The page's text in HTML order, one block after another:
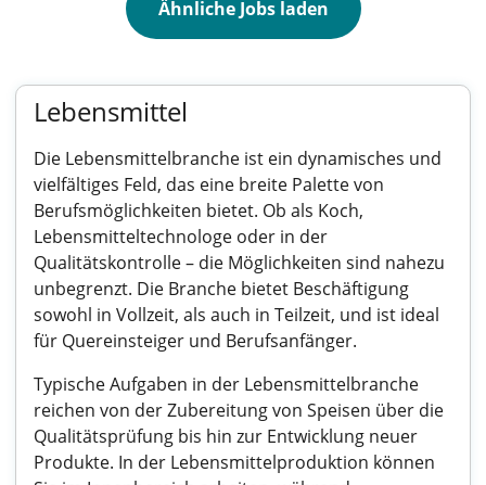
Ähnliche Jobs laden
Lebensmittel
Die Lebensmittelbranche ist ein dynamisches und
vielfältiges Feld, das eine breite Palette von
Berufsmöglichkeiten bietet. Ob als Koch,
Lebensmitteltechnologe oder in der
Qualitätskontrolle – die Möglichkeiten sind nahezu
unbegrenzt. Die Branche bietet Beschäftigung
sowohl in Vollzeit, als auch in Teilzeit, und ist ideal
für Quereinsteiger und Berufsanfänger.
Typische Aufgaben in der Lebensmittelbranche
reichen von der Zubereitung von Speisen über die
Qualitätsprüfung bis hin zur Entwicklung neuer
Produkte. In der Lebensmittelproduktion können